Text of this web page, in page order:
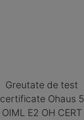
Greutate de test
certificate Ohaus 5
OIML E2 OH CERT